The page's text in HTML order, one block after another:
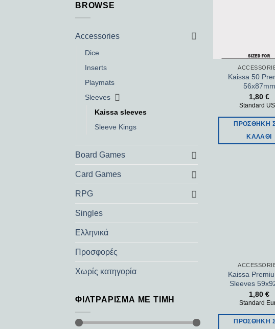
BROWSE
Accessories
Dice
Inserts
Playmats
Sleeves
Kaissa sleeves
Sleeve Kings
Board Games
Card Games
RPG
Singles
Ελληνικά
Προσφορές
Χωρίς κατηγορία
ΦΙΛΤΡΆΡΙΣΜΑ ΜΕ ΤΙΜΉ
Kaissa 50
56x87mm
1,80 €
Standard
ΠΡΟΣΘΉΚΗ
ΚΑΛΆΘΙ
Kaissa
Sleeves
1,80 €
Standard
ΠΡΟΣΘΉΚΗ